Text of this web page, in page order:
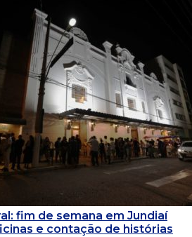
fim de semana em Jundiaí
e contação de histórias